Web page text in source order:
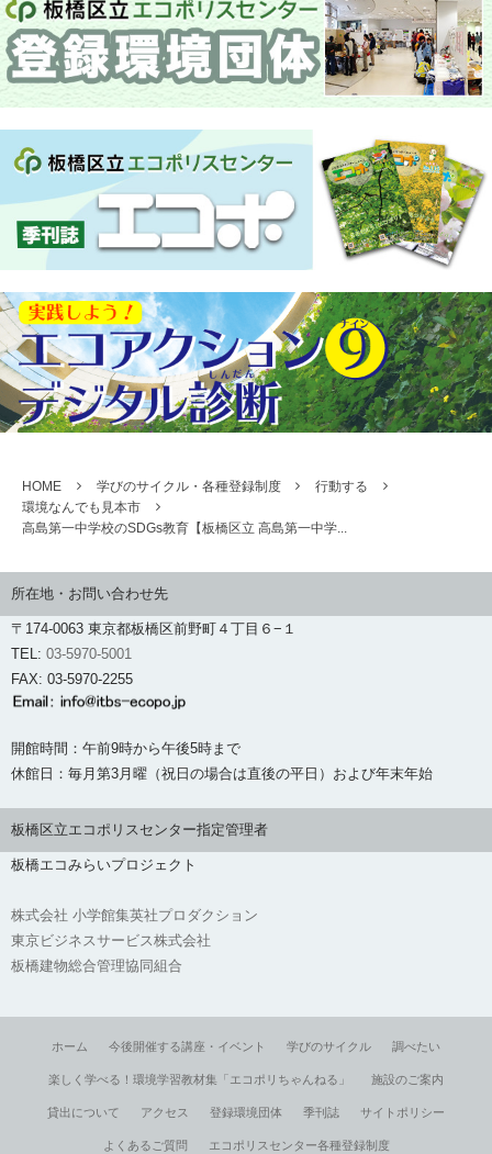
HOME 学びのサイクル・各種登録制度
行動する
環境なんでも見本市
高島第一中学校のSDGs教育【板橋区立 高島第一中学...
所在地・お問い合わせ先
〒174-0063 東京都板橋区前野町４丁目６−１
TEL: 03-5970-5001
FAX: 03-5970-2255
開館時間：午前9時から午後5時まで
休館日：毎月第3月曜（祝日の場合は直後の平日）および年末年始
板橋区立エコポリスセンター指定管理者
板橋エコみらいプロジェクト
株式会社 小学館集英社プロダクション
東京ビジネスサービス株式会社
板橋建物総合管理協同組合
ホーム 今後開催する講座・イベント 学びのサイクル 調べたい
楽しく学べる！環境学習教材集「エコポリちゃんねる」 施設のご案内
貸出について アクセス 登録環境団体 季刊誌 サイトポリシー
よくあるご質問 エコポリスセンター各種登録制度